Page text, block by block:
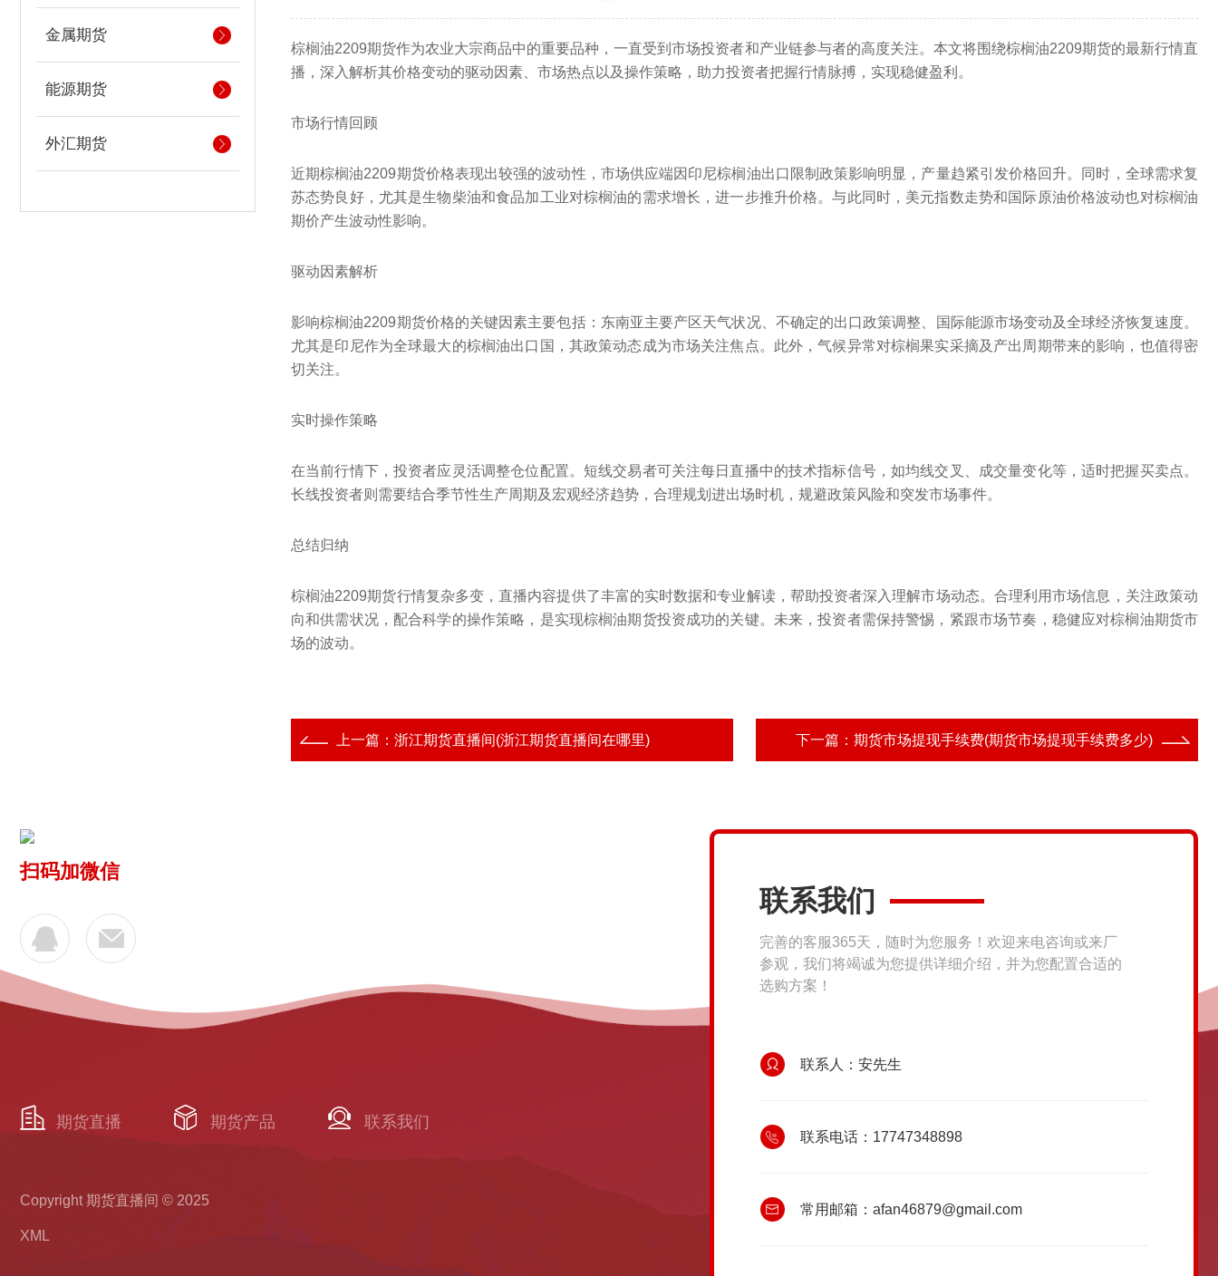
金属期货
能源期货
外汇期货
棕榈油2209期货作为农业大宗商品中的重要品种，一直受到市场投资者和产业链参与者的高度关注。本文将围绕棕榈油2209期货的最新行情直
播，深入解析其价格变动的驱动因素、市场热点以及操作策略，助力投资者把握行情脉搏，实现稳健盈利。
市场行情回顾
近期棕榈油2209期货价格表现出较强的波动性，市场供应端因印尼棕榈油出口限制政策影响明显，产量趋紧引发价格回升。同时，全球需求复
苏态势良好，尤其是生物柴油和食品加工业对棕榈油的需求增长，进一步推升价格。与此同时，美元指数走势和国际原油价格波动也对棕榈油
期价产生波动性影响。
驱动因素解析
影响棕榈油2209期货价格的关键因素主要包括：东南亚主要产区天气状况、不确定的出口政策调整、国际能源市场变动及全球经济恢复速度。
尤其是印尼作为全球最大的棕榈油出口国，其政策动态成为市场关注焦点。此外，气候异常对棕榈果实采摘及产出周期带来的影响，也值得密
切关注。
实时操作策略
在当前行情下，投资者应灵活调整仓位配置。短线交易者可关注每日直播中的技术指标信号，如均线交叉、成交量变化等，适时把握买卖点。
长线投资者则需要结合季节性生产周期及宏观经济趋势，合理规划进出场时机，规避政策风险和突发市场事件。
总结归纳
棕榈油2209期货行情复杂多变，直播内容提供了丰富的实时数据和专业解读，帮助投资者深入理解市场动态。合理利用市场信息，关注政策动
向和供需状况，配合科学的操作策略，是实现棕榈油期货投资成功的关键。未来，投资者需保持警惕，紧跟市场节奏，稳健应对棕榈油期货市
场的波动。
上一篇： 浙江期货直播间(浙江期货直播间在哪里) 下一篇： 期货市场提现手续费(期货市场提现手续费多少)
扫码加微信
期货直播 期货产品 联系我们
Copyright 期货直播间 © 2025
XML
联系我们
完善的客服365天，随时为您服务！欢迎来电咨询或来厂
参观，我们将竭诚为您提供详细介绍，并为您配置合适的
选购方案！
联系人：安先生
联系电话：17747348898
常用邮箱：afan46879@gmail.com